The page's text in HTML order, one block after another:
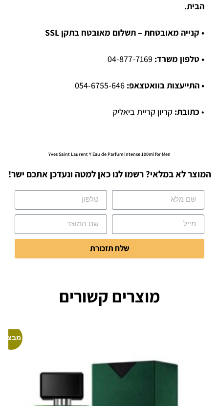
הבית.
• קנייה מאובטחת – תשלום מאובטח בתקן SSL
• טלפון משרד:
• התייעצות בוואטצאפ:
• כתובת: קריון קריית ביאליק
Yves Saint Laurent Y Eau de Parfum Intense 100ml for Men
המוצר לא במלאי? רשמו לנו כאן למטה ונעדכן אתכם ישר!
שלח תזכורת
מוצרים קשורים
מבצע!